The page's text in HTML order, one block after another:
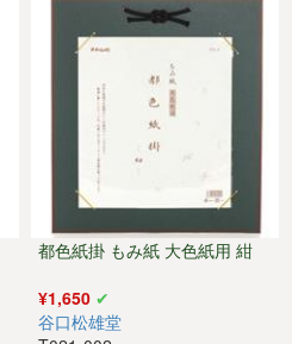
都色紙掛 もみ紙 大色紙用 紺
¥1,650
谷口松雄堂